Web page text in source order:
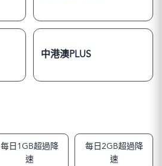
中港澳PLUS
每日1GB超過降
速
每日2GB超過降
速